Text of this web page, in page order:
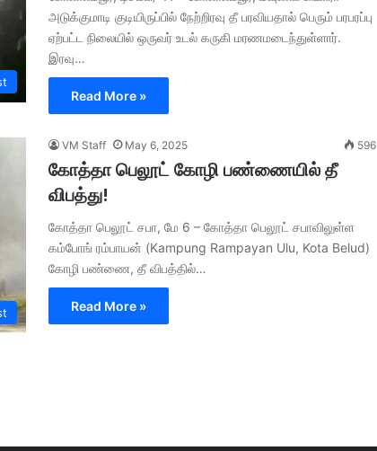
அடுக்குமாடி குடியிருப்பில் நேற்றிரவு தீ பரவியதால் பெரும் பரபரப்பு
ஏற்பட்ட நிலையில் ஒருவர் உடல் கருகி மரணமடைந்துள்ளார்.
இரவு…
Read More »
VM Staff May 6, 2025 596
கோத்தா பெலூட் கோழி பண்ணையில் தீ
விபத்து!
கோத்தா பெலூட் சபா, மே 6 – கோத்தா பெலூட் சபாவிலுள்ள
கம்போங் ரம்பாயன் (Kampung Rampayan Ulu, Kota Belud)
கோழி பண்ணை, தீ விபத்தில்…
Read More »